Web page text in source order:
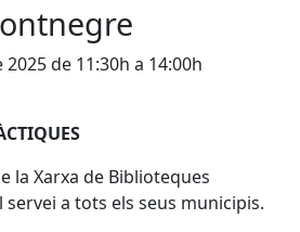
de 11:30h a 14:00h
la Xarxa de Biblioteques
a tots els seus municipis.